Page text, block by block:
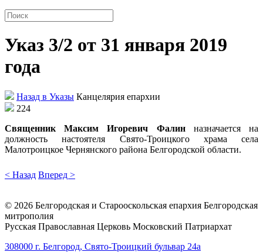
Указ 3/2 от 31 января 2019
года
Назад в Указы Канцелярия епархии
224
Священник Максим Игоревич Фалинназначается на
должность настоятеля Свято-Троицкого храма села
Малотроицкое Чернянского района Белгородской области.
< Назад Вперед >
© 2026 Белгородская и Старооскольская епархия Белгородская
митрополия
Русская Православная Церковь Московский Патриархат
308000 г. Белгород, Свято-Троицкий бульвар 24а